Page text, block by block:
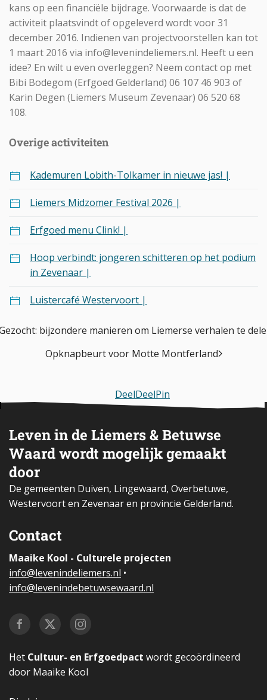
kans op een financiële bijdrage. Voorwaarde is dat de
activiteit plaatsvindt of opgeleverd wordt voor 31
december 2016. Indienen van projectvoorstellen kan tot
1 maart 2016 via info@levenindeliemers.nl. Heeft u een
idee? En wilt u even overleggen? Neem contact op met
Bibi Bodegom (Erfgoed Gelderland) 06 107 46 903 of
Karin Degen (Liemers Museum Zevenaar) 06 520 68
108.
Overige activiteiten
Kademuren Lobith-Tolkamer in nieuwe jas! |
Liemers Midzomer Festival 2026 |
Erfgoed menu Clink! |
Hoop verbindt: jongeren schitteren op het podium
in Zevenaar |
Luistercafé Westervoort |
bijzondere manieren om Liemerse verhalen te
Opknapbeurt voor Motte Montferland
DeelDeelPin
Leven in de Liemers & Betuwse
Waard wordt mogelijk gemaakt
door
De gemeenten Duiven, Lingewaard, Overbetuwe,
Westervoort en Zevenaar en provincie Gelderland.
Contact
Maaike Kool - Culturele projecten
info@levenindeliemers.nl •
info@levenindebetuwsewaard.nl
Het Cultuur- en Erfgoedpact wordt gecoördineerd
door Maaike Kool